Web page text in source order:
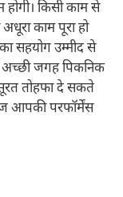
किसी काम से
काम पूरा हो
सहयोग उम्मीद से
अच्छी जगह पिकनिक
तोहफा दे सकते
आपकी परफॉर्मेंस